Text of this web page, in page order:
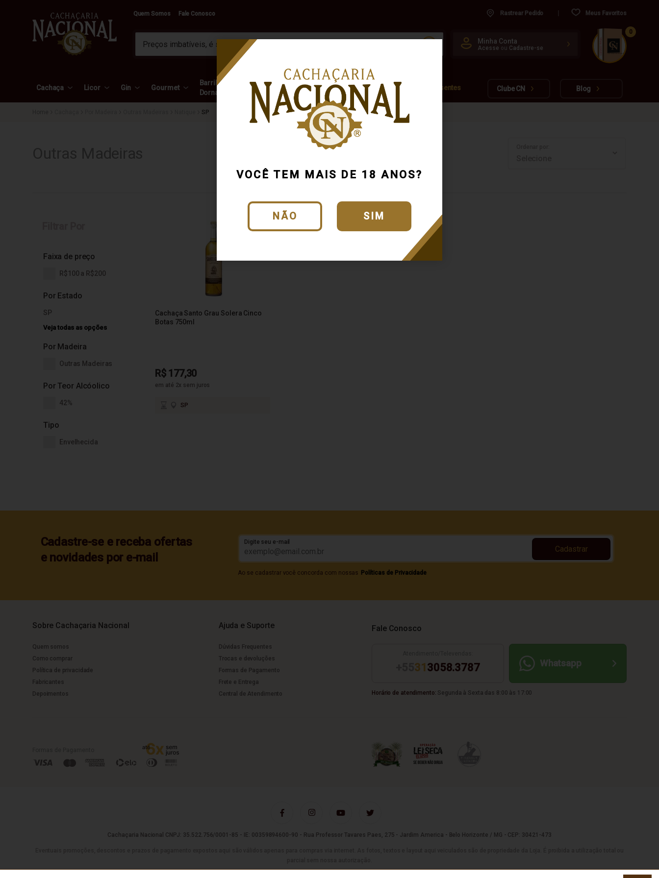
VOCÊ TEM MAIS DE 18 ANOS?
NÃO SIM
Quem Somos Fale Conosco Rastrear Pedido Meus Favoritos
Minha Conta
Acesse ou Cadastre-se
www.cachacarianacional.com.br
CUIDADO FRÁGIL
0
Cachaça Licor Gin Gourmet
Barril e
Dorna
Acessórios
Outras
Bebidas
Marcas Presentes Clube CN Blog
SP
Por Estado
SP
Veja todas as opções
Por Madeira
Outras Madeiras
Por Teor Alcóolico
42%
Tipo
Envelhecida
Faixa de preço
R$100 a R$200
Cachaça Santo Grau Solera Cinco
Botas 750ml
R$ 177,30
em até 2x sem juros
SP
Cadastre-se e receba ofertas
e novidades por e-mail
Digite seu e-mail
Ao se cadastrar você concorda com nossas Políticas de Privacidade
Cadastrar
Sobre Cachaçaria Nacional
Quem somos
Como comprar
Política de privacidade
Fabricantes
Depoimentos
Ajuda e Suporte
Dúvidas Frequentes
Trocas e devoluções
Formas de Pagamento
Frete e Entrega
Central de Atendimento
Fale Conosco
31 3058.3787 Whatsapp
Horário de atendimento: Segunda à Sexta das 8:00 às 17:00
Cachaçaria Nacional CNPJ: 35.522.756/0001-85 - IE: 00359894600-90 - Rua Professor Tavares Paes, 275 - Jardim America - Belo Horizonte / MG - CEP: 30421-473